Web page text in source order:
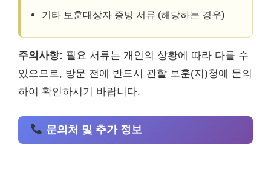
기타 보훈대상자 증빙 서류 (해당하는 경우)
주의사항: 필요 서류는 개인의 상황에 따라 다를 수
있으므로, 방문 전에 반드시 관할 보훈(지)청에 문의
하여 확인하시기 바랍니다.
문의처 및 추가 정보